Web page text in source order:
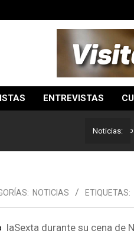
ENTREVISTAS
Noticias:
Lo mejor del periodismo: Estos son
NOTICIAS ETIQUETAS:
laSexta durante su cena de